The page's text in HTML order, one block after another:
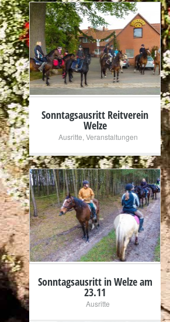
+
Sonntagsausritt Reitverein
Welze
Ausritte Veranstaltungen
+
Sonntagsausritt in Welze am
23.11
Ausritte